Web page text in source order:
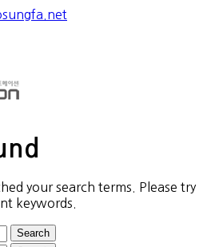
your search terms. Please try
keywords.